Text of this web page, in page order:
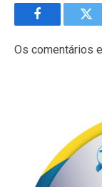
Facebook
Os comentários